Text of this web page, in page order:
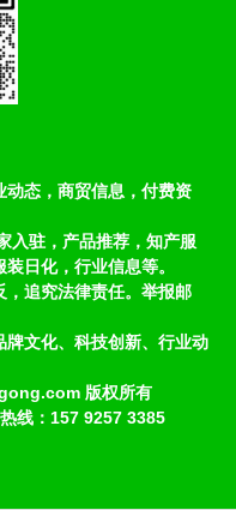
动态，商贸信息，付费资
入驻，产品推荐，知产服
日化，行业信息等。
，追究法律责任。举报邮
文化、科技创新、行业动
版权所有
线：157 9257 3385